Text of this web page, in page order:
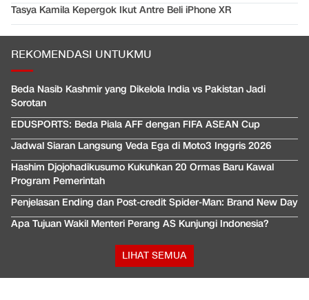
Tasya Kamila Kepergok Ikut Antre Beli iPhone XR
REKOMENDASI UNTUKMU
Beda Nasib Kashmir yang Dikelola India vs Pakistan Jadi
Sorotan
EDUSPORTS: Beda Piala AFF dengan FIFA ASEAN Cup
Jadwal Siaran Langsung Veda Ega di Moto3 Inggris 2026
Hashim Djojohadikusumo Kukuhkan 20 Ormas Baru Kawal
Program Pemerintah
Penjelasan Ending dan Post-credit Spider-Man: Brand New Day
Apa Tujuan Wakil Menteri Perang AS Kunjungi Indonesia?
LIHAT SEMUA